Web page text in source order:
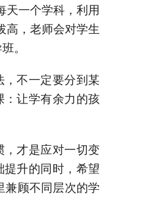
天一个学科，利用
高，老师会对学生
。
，不一定要分到某
：让学有余力的孩
，才是应对一切变
升的同时，希望
兼顾不同层次的学